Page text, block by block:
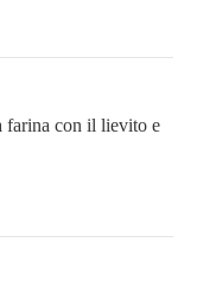
farina con il lievito e